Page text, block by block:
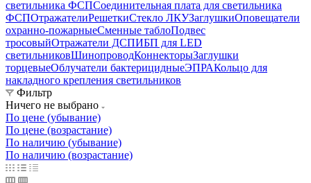
светильника ФСПСоединительная плата для светильника
ФСПОтражателиРешеткиСтекло ЛКУЗаглушкиОповещатели
охранно-пожарныеСменные таблоПодвес
тросовыйОтражатели ДСПИБП для LED
светильниковШинопроводКоннекторыЗаглушки
торцевыеОблучатели бактерицидныеЭПРАКольцо для
накладного крепления светильников
Фильтр
Ничего не выбрано
По цене (убывание)
По цене (возрастание)
По наличию (убывание)
По наличию (возрастание)